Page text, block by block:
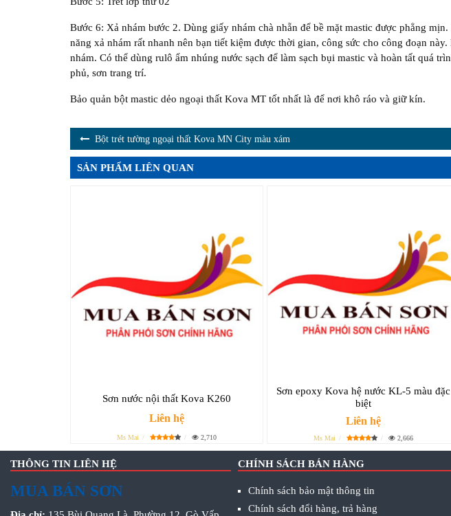
Bước 6: Xả nhám bước 2. Dùng giấy nhám chà nhẵn để bề mặt mastic được phẳng
năng xả nhám rất nhanh nên bạn tiết kiệm được thời gian, công sức cho công đoạn
nhám. Có thể dùng rulô ẩm nhúng nước sạch để làm sạch bụi mastic và hoàn tất quá
phủ, sơn trang trí.
Bảo quản bột mastic dẻo ngoại thất Kova MT tốt nhất là để nơi khô ráo và giữ kín.
Bột trét tường ngoại thất Kova MN City màu xám
SẢN PHẨM LIÊN QUAN
Sơn nước nội thất Kova K260
Liên hệ
Ms Mai 2,710
Sơn epoxy Kova hệ nước KL-5 màu đặc
biệt
Liên hệ
Ms Mai 2,666
THÔNG TIN LIÊN HỆ
MUA BÁN SƠN
CHÍNH SÁCH BÁN HÀNG
Chính sách bảo mật thông tin
Chính sách đổi hàng, trả hàng